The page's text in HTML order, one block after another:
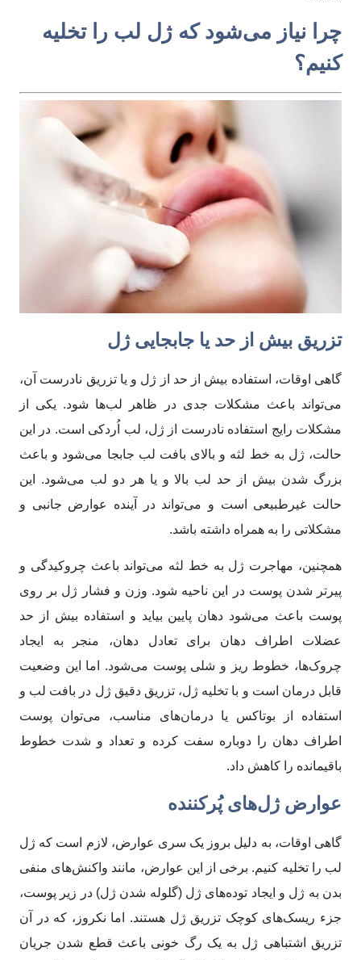
چرا نیاز می‌شود که ژل لب را تخلیه
کنیم؟
تزریق بیش از حد یا جابجایی ژل
گاهی اوقات، استفاده بیش از حد از ژل و یا تزریق نادرست آن،
می‌تواند باعث مشکلات جدی در ظاهر لب‌ها شود. یکی از
مشکلات رایج استفاده نادرست از ژل، لب اُردکی است. در این
حالت، ژل به خط لثه و بالای بافت لب جابجا می‌شود و باعث
بزرگ شدن بیش از حد لب بالا و یا هر دو لب می‌شود. این
حالت غیرطبیعی است و می‌تواند در آینده عوارض جانبی و
مشکلاتی را به همراه داشته باشد.
همچنین، مهاجرت ژل به خط لثه می‌تواند باعث چروکیدگی و
پیرتر شدن پوست در این ناحیه شود. وزن و فشار ژل بر روی
پوست باعث می‌شود دهان پایین بیاید و استفاده بیش از حد
عضلات اطراف دهان برای تعادل دهان، منجر به ایجاد
چروک‌ها، خطوط ریز و شلی پوست می‌شود. اما این وضعیت
قابل درمان است و با تخلیه ژل، تزریق دقیق ژل در بافت لب و
استفاده از بوتاکس یا درمان‌های مناسب، می‌توان پوست
اطراف دهان را دوباره سفت کرده و تعداد و شدت خطوط
باقیمانده را کاهش داد.
عوارض ژل‌های پُرکننده
گاهی اوقات، به دلیل بروز یک سری عوارض، لازم است که ژل
لب را تخلیه کنیم. برخی از این عوارض، مانند واکنش‌های منفی
بدن به ژل و ایجاد توده‌های ژل (گلوله شدن ژل) در زیر پوست،
جزء ریسک‌های کوچک تزریق ژل هستند. اما نکروز، که در آن
تزریق اشتباهی ژل به یک رگ خونی باعث قطع شدن جریان